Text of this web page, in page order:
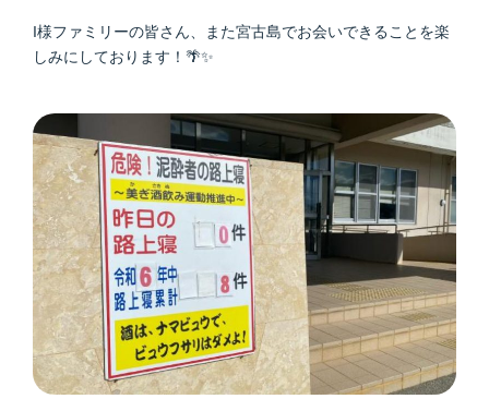
I様ファミリーの皆さん、また宮古島でお会いできることを楽
しみにしております！🌴✨